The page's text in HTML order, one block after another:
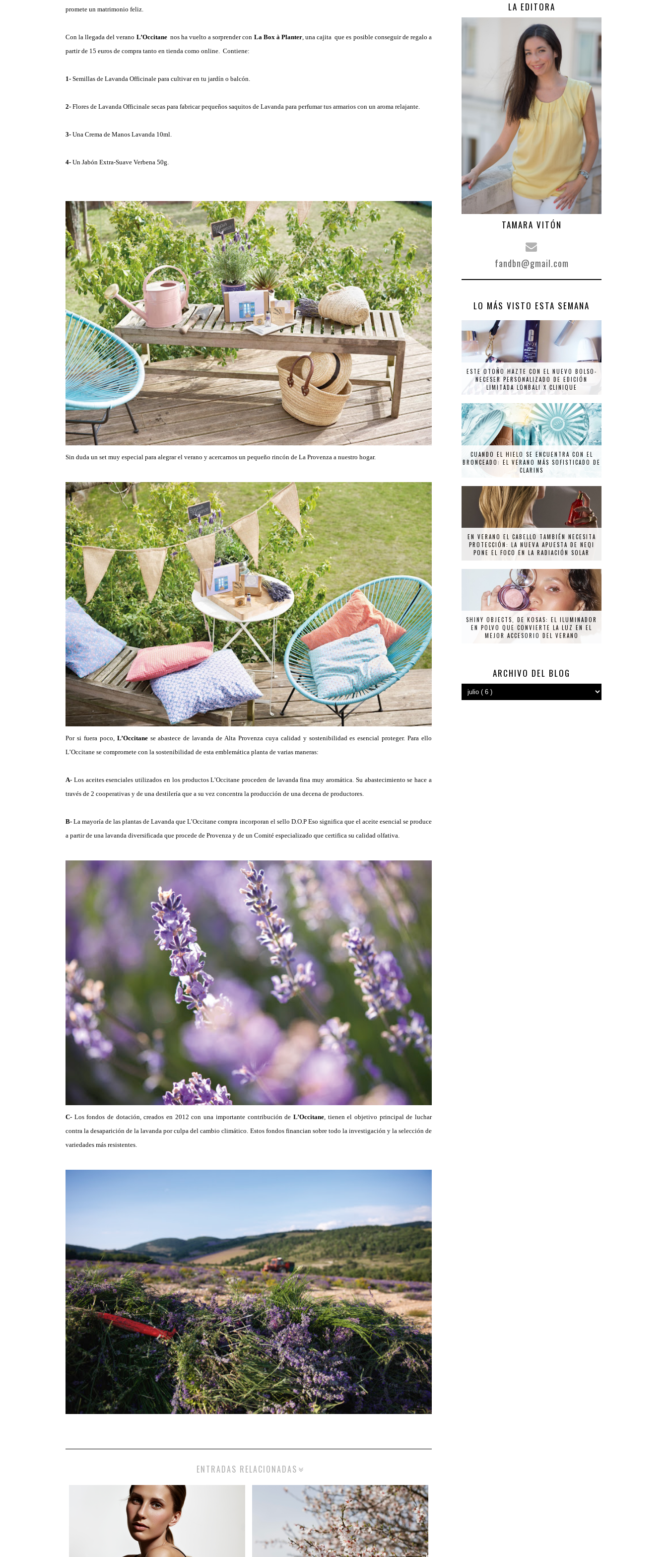
promete un matrimonio feliz.
Con la llegada del verano L’Occitanenos ha vuelto a sorprender con La Box à Planter, una cajita que es posible conseguir de regalo a
partir de 15 euros de compra tanto en tienda como online. Contiene:
1- Semillas de Lavanda Officinale para cultivar en tu jardín o balcón.
2- Flores de Lavanda Officinale secas para fabricar pequeños saquitos de Lavanda para perfumar tus armarios con un aroma relajante.
3- Una Crema de Manos Lavanda 10ml.
4- Un Jabón Extra-Suave Verbena 50g.
Sin duda un set muy especial para alegrar el verano y acercarnos un pequeño rincón de La Provenza a nuestro hogar.
Por si fuera poco, L’Occitanese abastece de lavanda de Alta Provenza cuya calidad y sostenibilidad es esencial proteger. Para ello
L’Occitane se compromete con la sostenibilidad de esta emblemática planta de varias maneras:
A- Los aceites esenciales utilizados en los productos L’Occitane proceden de lavanda fina muy aromática. Su abastecimiento se hace a
través de 2 cooperativas y de una destilería que a su vez concentra la producción de una decena de productores.
B- La mayoría de las plantas de Lavanda que L’Occitane compra incorporan el sello D.O.P Eso significa que el aceite esencial se produce
a partir de una lavanda diversificada que procede de Provenza y de un Comité especializado que certifica su calidad olfativa.
C- Los fondos de dotación, creados en 2012 con una importante contribución de L’Occitane, tienen el objetivo principal de luchar
contra la desaparición de la lavanda por culpa del cambio climático. Estos fondos financian sobre todo la investigación y la selección de
variedades más resistentes.
ENTRADAS RELACIONADAS
LA EDITORA
TAMARA VITÓN
fandbn@gmail.com
LO MÁS VISTO ESTA SEMANA
ESTE OTOÑO HAZTE CON EL NUEVO BOLSO-
NECESER PERSONALIZADO DE EDICIÓN
LIMITADA LONBALI X CLINIQUE
CUANDO EL HIELO SE ENCUENTRA CON EL
BRONCEADO: EL VERANO MÁS SOFISTICADO DE
CLARINS
EN VERANO EL CABELLO TAMBIÉN NECESITA
PROTECCIÓN: LA NUEVA APUESTA DE NEQI
PONE EL FOCO EN LA RADIACIÓN SOLAR
SHINY OBJECTS, DE KOSAS: EL ILUMINADOR
EN POLVO QUE CONVIERTE LA LUZ EN EL
MEJOR ACCESORIO DEL VERANO
ARCHIVO DEL BLOG